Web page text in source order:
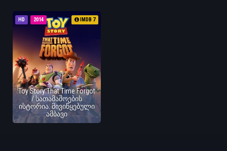
HD 2014 IMDB 7
Toy Story That Time Forgot
/ სათამაშოების
ისტორია: მივიწყებული
ამბავი